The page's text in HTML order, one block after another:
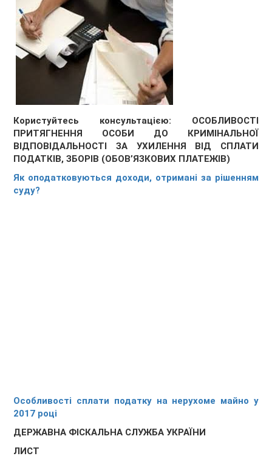
Користуйтесь консультацією: ОСОБЛИВОСТІ
ПРИТЯГНЕННЯ ОСОБИ ДО КРИМІНАЛЬНОЇ
ВІДПОВІДАЛЬНОСТІ ЗА УХИЛЕННЯ ВІД СПЛАТИ
ПОДАТКІВ, ЗБОРІВ (ОБОВ’ЯЗКОВИХ ПЛАТЕЖІВ)
Як оподатковуються доходи, отримані за рішенням
суду?
Особливості сплати податку на нерухоме майно у
2017 році
ДЕРЖАВНА ФІСКАЛЬНА СЛУЖБА УКРАЇНИ
ЛИСТ